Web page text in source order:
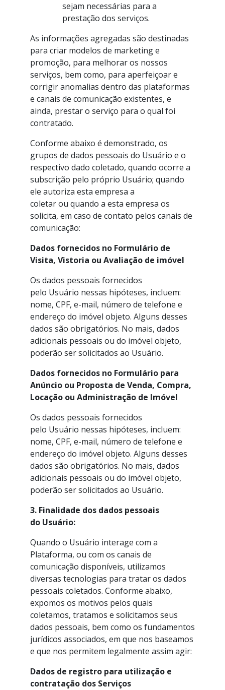
sejam necessárias para a
prestação dos serviços.
As informações agregadas são destinadas
para criar modelos de marketing e
promoção, para melhorar os nossos
serviços, bem como, para aperfeiçoar e
corrigir anomalias dentro das plataformas
e canais de comunicação existentes, e
ainda, prestar o serviço para o qual foi
contratado.
Conforme abaixo é demonstrado, os
grupos de dados pessoais do Usuário e o
respectivo dado coletado, quando ocorre a
subscrição pelo próprio Usuário; quando
ele autoriza esta empresa a
coletar ou quando a esta empresa os
solicita, em caso de contato pelos canais de
comunicação:
Dados fornecidos no Formulário de
Visita, Vistoria ou Avaliação de imóvel
Os dados pessoais fornecidos
pelo Usuário nessas hipóteses, incluem:
nome, CPF, e-mail, número de telefone e
endereço do imóvel objeto. Alguns desses
dados são obrigatórios. No mais, dados
adicionais pessoais ou do imóvel objeto,
poderão ser solicitados ao Usuário.
Dados fornecidos no Formulário para
Anúncio ou Proposta de Venda, Compra,
Locação ou Administração de Imóvel
Os dados pessoais fornecidos
pelo Usuário nessas hipóteses, incluem:
nome, CPF, e-mail, número de telefone e
endereço do imóvel objeto. Alguns desses
dados são obrigatórios. No mais, dados
adicionais pessoais ou do imóvel objeto,
poderão ser solicitados ao Usuário.
3. Finalidade dos dados pessoais
do Usuário:
Quando o Usuário interage com a
Plataforma, ou com os canais de
comunicação disponíveis, utilizamos
diversas tecnologias para tratar os dados
pessoais coletados. Conforme abaixo,
expomos os motivos pelos quais
coletamos, tratamos e solicitamos seus
dados pessoais, bem como os fundamentos
jurídicos associados, em que nos baseamos
e que nos permitem legalmente assim agir:
Dados de registro para utilização e
contratação dos Serviços